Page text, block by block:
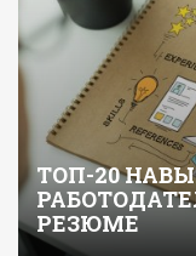
ТОП-20
РЕЗЮМЕ